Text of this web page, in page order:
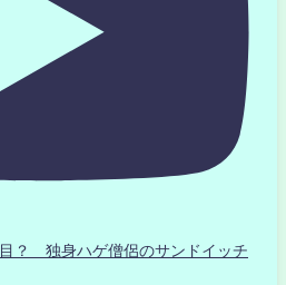
？ 独身ハゲ僧侶のサンドイッチ